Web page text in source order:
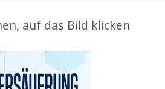
auf das Bild klicken